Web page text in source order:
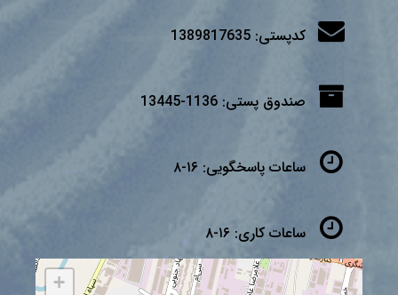
کدپستی: 1389817635
صندوق پستی: 1136-13445
ساعات پاسخگویی: ۱۶-۸
ساعات کاری: ۱۶-۸
+